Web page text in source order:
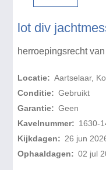
lot div
herroepingsrecht
Locatie: Aartselaar,
Conditie: Gebruikt
Garantie: Geen
Kavelnummer: 1630-
Kijkdagen: 26 jun
Ophaaldagen: 02 jul